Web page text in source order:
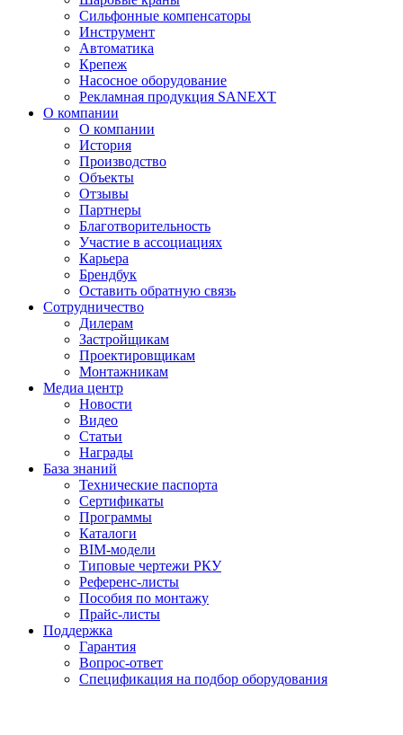
Сильфонные компенсаторы
Инструмент
Автоматика
Крепеж
Насосное оборудование
Рекламная продукция SANEXT
О компании
О компании
История
Производство
Объекты
Отзывы
Партнеры
Благотворительность
Участие в ассоциациях
Карьера
Брендбук
Оставить обратную связь
Сотрудничество
Дилерам
Застройщикам
Проектировщикам
Монтажникам
Медиа центр
Новости
Видео
Статьи
Награды
База знаний
Технические паспорта
Сертификаты
Программы
Каталоги
BIM-модели
Типовые чертежи РКУ
Референс-листы
Пособия по монтажу
Прайс-листы
Поддержка
Гарантия
Вопрос-ответ
Спецификация на подбор оборудования